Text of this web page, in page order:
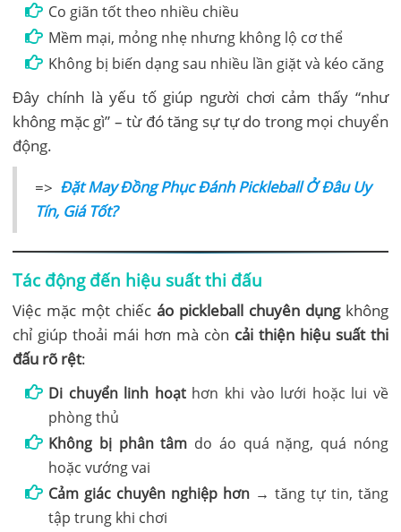
Co giãn tốt theo nhiều chiều
Mềm mại, mỏng nhẹ nhưng không lộ cơ thể
Không bị biến dạng sau nhiều lần giặt và kéo căng
Đây chính là yếu tố giúp người chơi cảm thấy “như
không mặc gì” – từ đó tăng sự tự do trong mọi chuyển
động.
=> Đặt May Đồng Phục Đánh Pickleball Ở Đâu Uy
Tín, Giá Tốt?
Tác động đến hiệu suất thi đấu
Việc mặc một chiếc áo pickleball chuyên dụngkhông
chỉ giúp thoải mái hơn mà còn cải thiện hiệu suất thi
đấu rõ rệt:
Di chuyển linh hoạthơn khi vào lưới hoặc lui về
phòng thủ
Không bị phân tâm do áo quá nặng, quá nóng
hoặc vướng vai
Cảm giác chuyên nghiệp hơn → tăng tự tin, tăng
tập trung khi chơi